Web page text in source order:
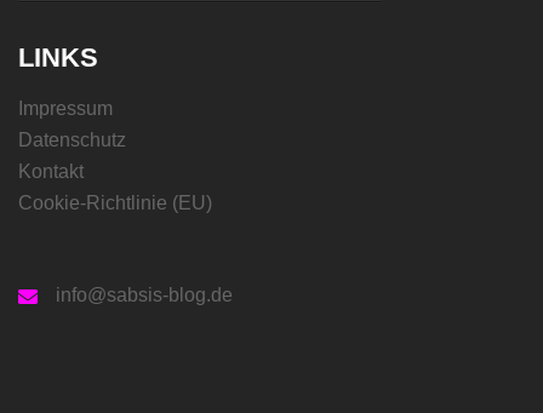
LINKS
Impressum
Datenschutz
Kontakt
Cookie-Richtlinie (EU)
info@sabsis-blog.de